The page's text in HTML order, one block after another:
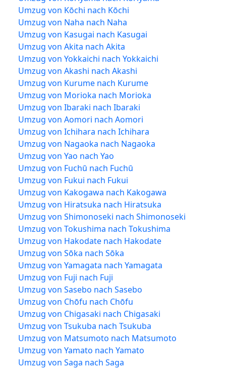
Umzug von Kōchi nach Kōchi
Umzug von Naha nach Naha
Umzug von Kasugai nach Kasugai
Umzug von Akita nach Akita
Umzug von Yokkaichi nach Yokkaichi
Umzug von Akashi nach Akashi
Umzug von Kurume nach Kurume
Umzug von Morioka nach Morioka
Umzug von Ibaraki nach Ibaraki
Umzug von Aomori nach Aomori
Umzug von Ichihara nach Ichihara
Umzug von Nagaoka nach Nagaoka
Umzug von Yao nach Yao
Umzug von Fuchū nach Fuchū
Umzug von Fukui nach Fukui
Umzug von Kakogawa nach Kakogawa
Umzug von Hiratsuka nach Hiratsuka
Umzug von Shimonoseki nach Shimonoseki
Umzug von Tokushima nach Tokushima
Umzug von Hakodate nach Hakodate
Umzug von Sōka nach Sōka
Umzug von Yamagata nach Yamagata
Umzug von Fuji nach Fuji
Umzug von Sasebo nach Sasebo
Umzug von Chōfu nach Chōfu
Umzug von Chigasaki nach Chigasaki
Umzug von Tsukuba nach Tsukuba
Umzug von Matsumoto nach Matsumoto
Umzug von Yamato nach Yamato
Umzug von Saga nach Saga